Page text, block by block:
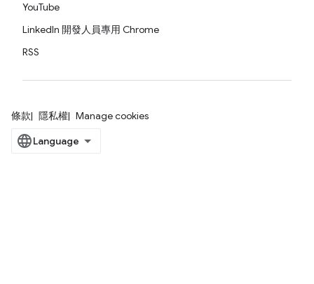
YouTube
LinkedIn 開發人員專用 Chrome
RSS
條款 隱私權 Manage cookies